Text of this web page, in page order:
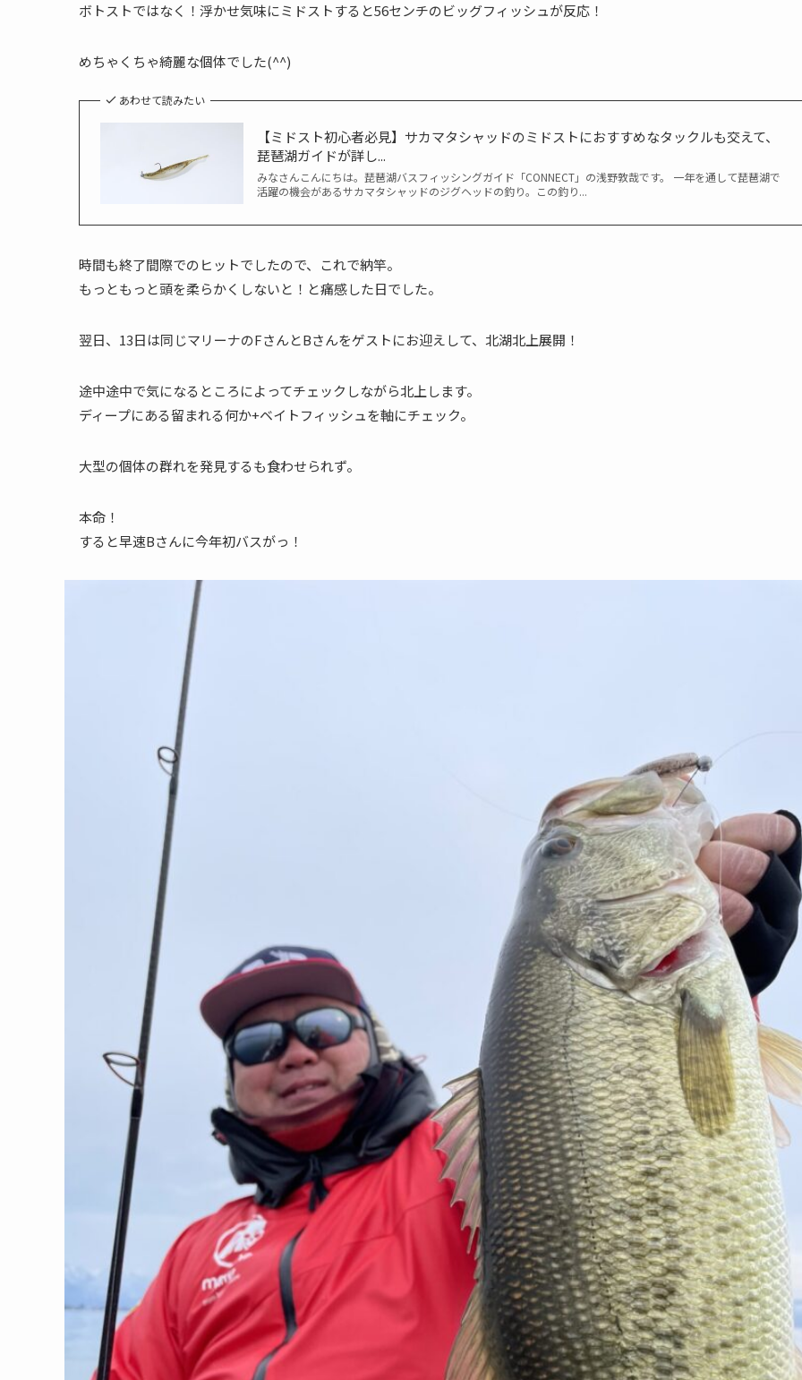
ボトストではなく！浮かせ気味にミドストすると56センチのビッグフィッシュが反応！
めちゃくちゃ綺麗な個体でした(^^)
あわせて読みたい
【ミドスト初心者必見】サカマタシャッドのミドストにおすすめなタックルも交えて、
琵琶湖ガイドが詳し...
みなさんこんにちは。琵琶湖バスフィッシングガイド「CONNECT」の浅野敦哉です。 一年を通して琵琶湖で
活躍の機会があるサカマタシャッドのジグヘッドの釣り。この釣り...
時間も終了間際でのヒットでしたので、これで納竿。
もっともっと頭を柔らかくしないと！と痛感した日でした。
翌日、13日は同じマリーナのFさんとBさんをゲストにお迎えして、北湖北上展開！
途中途中で気になるところによってチェックしながら北上します。
ディープにある留まれる何か+ベイトフィッシュを軸にチェック。
大型の個体の群れを発見するも食わせられず。
本命！
すると早速Bさんに今年初バスがっ！